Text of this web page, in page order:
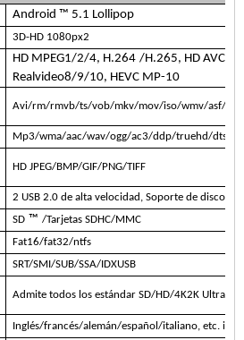
Android ™ 5.1 Lollipop
3D-HD 1080px2
HD MPEG1/2/4, H.264 /H.265, HD AVC/
Realvideo8/9/10, HEVC MP-10
Avi/rm/rmvb/ts/vob/mkv/mov/iso/wmv/asf/flv/
Mp3/wma/aac/wav/ogg/ac3/ddp/truehd/dts/
HD JPEG/BMP/GIF/PNG/TIFF
2 USB 2.0 de alta velocidad, Soporte de disco U y
SD ™ /Tarjetas SDHC/MMC
Fat16/fat32/ntfs
SRT/SMI/SUB/SSA/IDXUSB
Admite todos los estándar SD/HD/4K2K Ultra
Inglés/francés/alemán/español/italiano, etc.